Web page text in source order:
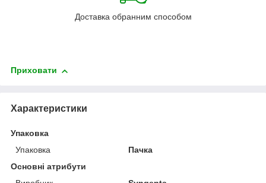
Доставка обранним способом
Приховати
Характеристики
Упаковка
Упаковка
Пачка
Основні атрибути